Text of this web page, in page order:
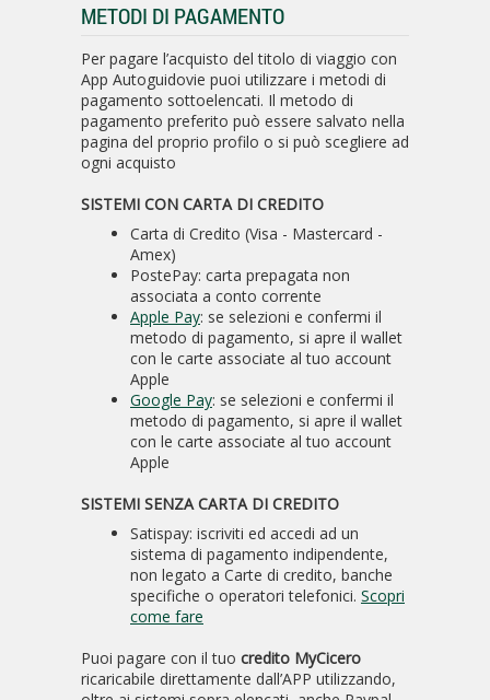
METODI DI PAGAMENTO
Per pagare l’acquisto del titolo di viaggio con
App Autoguidovie puoi utilizzare i metodi di
pagamento sottoelencati. Il metodo di
pagamento preferito può essere salvato nella
pagina del proprio profilo o si può scegliere ad
ogni acquisto
SISTEMI CON CARTA DI CREDITO
Carta di Credito (Visa - Mastercard -
Amex)
PostePay: carta prepagata non
associata a conto corrente
Apple Pay: se selezioni e confermi il
metodo di pagamento, si apre il wallet
con le carte associate al tuo account
Apple
Google Pay: se selezioni e confermi il
metodo di pagamento, si apre il wallet
con le carte associate al tuo account
Apple
SISTEMI SENZA CARTA DI CREDITO
Satispay: iscriviti ed accedi ad un
sistema di pagamento indipendente,
non legato a Carte di credito, banche
specifiche o operatori telefonici. Scopri
come fare
Puoi pagare con il tuo credito MyCicero
ricaricabile direttamente dall’APP utilizzando,